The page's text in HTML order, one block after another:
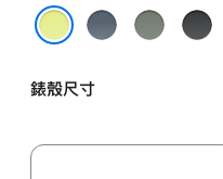
錨
色
綠
黑
錶殼尺寸